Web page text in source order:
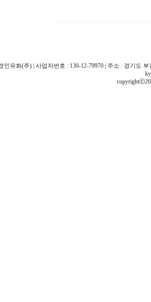
인유화(주) | 사업자번호 : 130-12-79970 | 주소 : 경기도